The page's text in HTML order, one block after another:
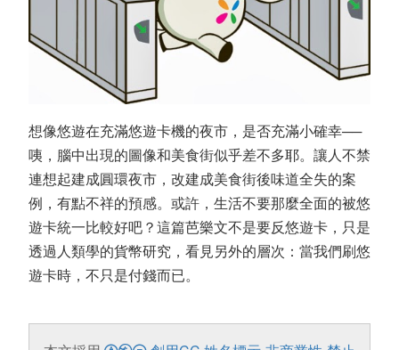
想像悠遊在充滿悠遊卡機的夜市，是否充滿小確幸──
咦，腦中出現的圖像和美食街似乎差不多耶。讓人不禁
連想起建成圓環夜市，改建成美食街後味道全失的案
例，有點不祥的預感。或許，生活不要那麼全面的被悠
遊卡統一比較好吧？這篇芭樂文不是要反悠遊卡，只是
透過人類學的貨幣研究，看見另外的層次：當我們刷悠
遊卡時，不只是付錢而已。